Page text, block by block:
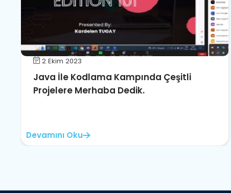
2 Ekim 2023
Java İle Kodlama Kampında Çeşitli
Projelere Merhaba Dedik.
Devamını Oku